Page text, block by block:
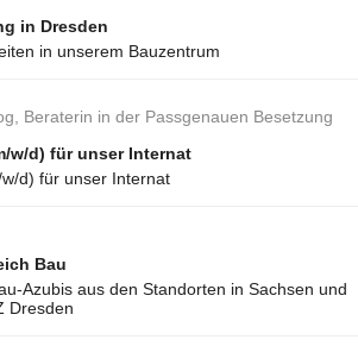
in Dresden
in unserem Bauzentrum
Beraterin in der Passgenauen Besetzung
w/d) für unser Internat
d) für unser Internat
Bau
Azubis aus den Standorten in Sachsen und
Dresden